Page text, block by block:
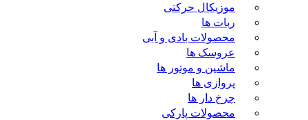
موزیکال حرکتی
ربات ها
محصولات بادی و آبی
عروسک ها
ماشین و موتور ها
پروازی ها
چرخ دار ها
محصولات پارکی